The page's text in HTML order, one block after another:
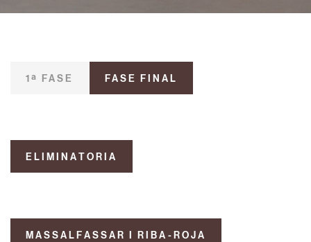
1ª FASE FASE FINAL
ELIMINATORIA
MASSALFASSAR I RIBA-ROJA